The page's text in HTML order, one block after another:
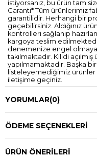
istiyorsanız, bu ürün tam
Garanti* Tüm ürünlerimiz
garantilidir. Herhangi bir
geçebilirsiniz. Aldığınız
kontrolleri sağlanıp
kargoya teslim
denemenize engel
takılmaktadır. Kilidi
yapılmamaktadır. Başka
listeleyemediğimiz ürünler
iletişime geçiniz.
YORUMLAR(0)
ÖDEME SEÇENEKLERI
ÜRÜN ÖNERILERI